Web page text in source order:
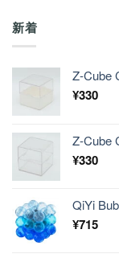
新着
Z-Cube
¥330
Z-Cube
¥330
QiYi
¥715